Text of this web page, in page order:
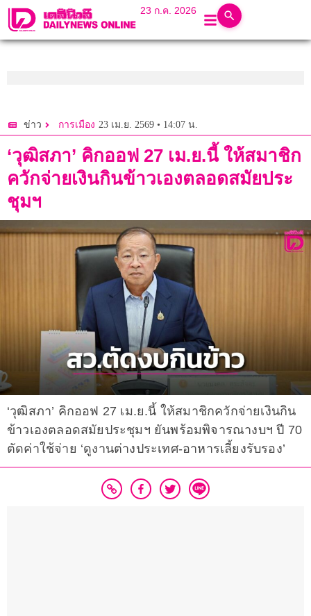
23 ก.ค. 2026
ข่าว การเมือง 23 เม.ย. 2569 • 14:07 น.
‘วุฒิสภา’ คิกออฟ 27 เม.ย.นี้ ให้สมาชิก
ควักจ่ายเงินกินข้าวเองตลอดสมัยประ
ชุมฯ
‘วุฒิสภา’ คิกออฟ 27 เม.ย.นี้ ให้สมาชิกควักจ่ายเงินกิน
ข้าวเองตลอดสมัยประชุมฯ ยันพร้อมพิจารณางบฯ ปี 70
ตัดค่าใช้จ่าย ‘ดูงานต่างประเทศ-อาหารเลี้ยงรับรอง’